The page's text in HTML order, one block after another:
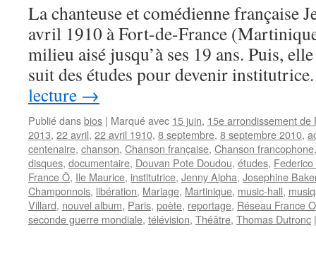
La chanteuse et comédienne française
avril 1910 à Fort-de-France
milieu aisé jusqu’à ses 19 ans. Puis,
suit des études pour devenir
lecture →
Publié dansbios | Marqué avec 15 juin, 15e arrondissement de
2013, 22 avril, 22 avril 1910, 8 septembre, 8 septembre 2010,
centenaire, chanson, Chanson française, Chanson francophone
disques, documentaire, Douvan Pote Doudou, études,
France Ô, Ile Maurice, institutrice, Jenny Alpha, Josephine
Champonnois, libération, Mariage, Martinique, music-hall,
Villard, nouvel album, Paris, poète, reportage, Réseau France
seconde guerre mondiale, télévision, Théâtre, Thomas Dutronc |